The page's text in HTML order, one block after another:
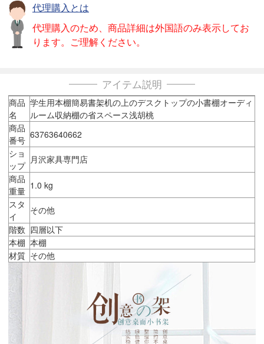
代理購入とは
代理購入のため、商品詳細は外国語のみ表示してお
ります。ご理解ください。
アイテム説明
商品
名
学生用本棚簡易書架机の上のデスクトップの小書棚オーディ
ルーム収納棚の省スペース浅胡桃
商品
番号 63763640662
ショ
ップ
月沢家具専門店
商品
重量 1.0 kg
スタ
イ
その他
階数 四層以下
本棚 本棚
材質 その他